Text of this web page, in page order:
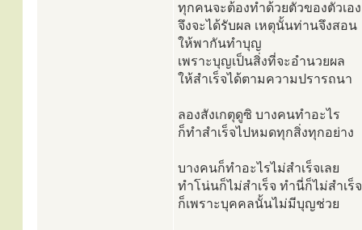
ทุกคนจะต้องทำด้วยตัวของตัวเอง
จึงจะได้รับผล เหตุนั้นท่านจึงสอน
ให้พากันทำบุญ
เพราะบุญเป็นสิ่งที่จะอำนวยผล
ให้สำเร็จได้ตามความปรารถนา
ลองสังเกตุดูซิ บางคนทำอะไร
ก็ทำสำเร็จไปหมดทุกสิ่งทุกอย่าง
บางคนก็ทำอะไรไม่สำเร็จเลย
ทำโน่นก็ไม่สำเร็จ ทำนี่ก็ไม่สำเร็จ
ก็เพราะบุคคลนั้นไม่มีบุญช่วย